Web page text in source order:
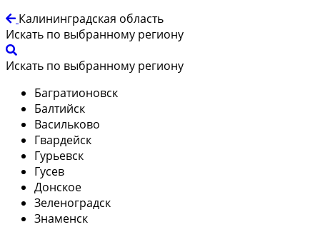
Калининградская область
Искать по выбранному региону
Искать по выбранному региону
Багратионовск
Балтийск
Васильково
Гвардейск
Гурьевск
Гусев
Донское
Зеленоградск
Знаменск